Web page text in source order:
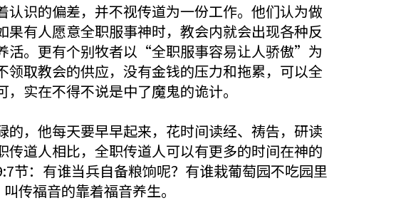
识的偏差，并不视传道为一份工作。他们认为做
有人愿意全职服事神时，教会内就会出现各种反
活。更有个别牧者以“全职服事容易让人骄傲”为
取教会的供应，没有金钱的压力和拖累，可以全
实在不得不说是中了魔鬼的诡计。
，他每天要早早起来，花时间读经、祷告，研读
道人相比，全职传道人可以有更多的时间在神的
节：有谁当兵自备粮饷呢？有谁栽葡萄园不吃园里
传福音的靠着福音养生。